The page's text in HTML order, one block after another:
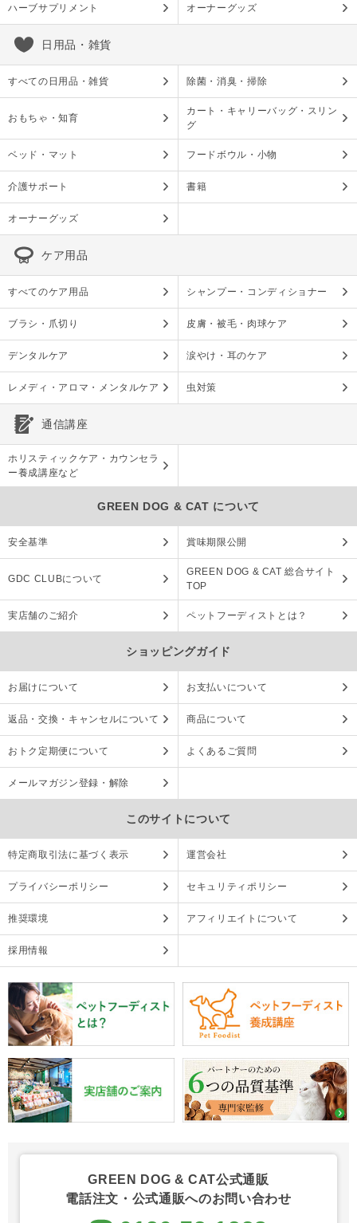
ハーブサプリメント オーナーグッズ
日用品・雑貨
すべての日用品・雑貨 除菌・消臭・掃除
おもちゃ・知育
カート・キャリーバッグ・スリン
グ
ベッド・マット フードボウル・小物
介護サポート 書籍
オーナーグッズ
ケア用品
すべてのケア用品 シャンプー・コンディショナー
ブラシ・爪切り 皮膚・被毛・肉球ケア
デンタルケア 涙やけ・耳のケア
レメディ・アロマ・メンタルケア 虫対策
通信講座
ホリスティックケア・カウンセラ
ー養成講座など
GREEN DOG & CAT について
安全基準 賞味期限公開
GDC CLUBについて
GREEN DOG & CAT 総合サイト
TOP
実店舗のご紹介 ペットフーディストとは？
ショッピングガイド
お届けについて お支払いについて
返品・交換・キャンセルについて 商品について
おトク定期便について よくあるご質問
メールマガジン登録・解除
このサイトについて
特定商取引法に基づく表示 運営会社
プライバシーポリシー セキュリティポリシー
推奨環境 アフィリエイトについて
採用情報
GREEN DOG & CAT公式通販
電話注文・公式通販へのお問い合わせ